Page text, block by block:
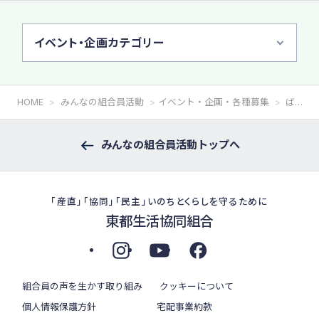
イベント・企画カテゴリー
HOME みんなの組合員活動 イベント・企画・各種募集 ばなな・くらぶの夏のつどい
みんなの組合員活動トップへ
「産直」「協同」「民主」いのちとくらしを守るために
東都生活協同組合
組合員の声を生かす取り組み
クッキーについて
個人情報保護方針
宅配事業約款